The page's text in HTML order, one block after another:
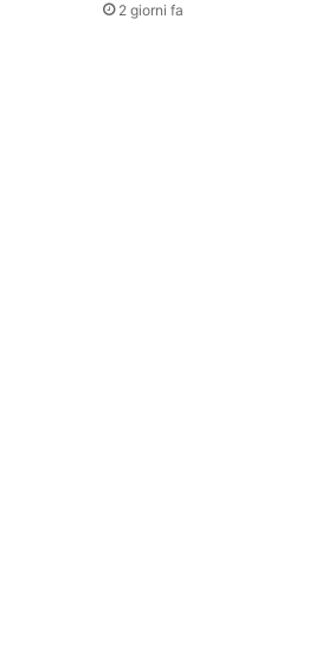
2 giorni fa